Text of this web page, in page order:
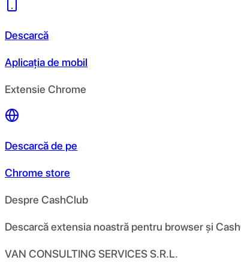
Descarcă
Aplicația de mobil
Extensie Chrome
Descarcă de pe
Chrome store
Despre CashClub
Descarcă extensia noastră pentru browser și
VAN CONSULTING SERVICES S.R.L.